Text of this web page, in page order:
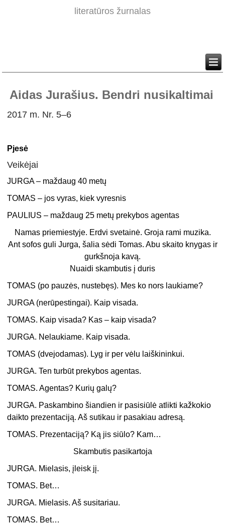
literatūros žurnalas
Aidas Jurašius. Bendri nusikaltimai
2017 m. Nr. 5–6
Pjesė
Veikėjai
JURGA – maždaug 40 metų
TOMAS – jos vyras, kiek vyresnis
PAULIUS – maždaug 25 metų prekybos agentas
Namas priemiestyje. Erdvi svetainė. Groja rami muzika.
Ant sofos guli Jurga, šalia sėdi Tomas. Abu skaito knygas ir
gurkšnoja kavą.
Nuaidi skambutis į duris
TOMAS (po pauzės, nustebęs). Mes ko nors laukiame?
JURGA (nerūpestingai). Kaip visada.
TOMAS. Kaip visada? Kas – kaip visada?
JURGA. Nelaukiame. Kaip visada.
TOMAS (dvejodamas). Lyg ir per vėlu laiškininkui.
JURGA. Ten turbūt prekybos agentas.
TOMAS. Agentas? Kurių galų?
JURGA. Paskambino šiandien ir pasisiūlė atlikti kažkokio
daikto prezentaciją. Aš sutikau ir pasakiau adresą.
TOMAS. Prezentaciją? Ką jis siūlo? Kam…
Skambutis pasikartoja
JURGA. Mielasis, įleisk jį.
TOMAS. Bet…
JURGA. Mielasis. Aš susitariau.
TOMAS. Bet…